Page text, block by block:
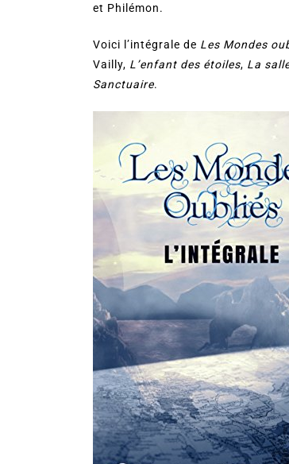
et Philémon.
Voici l’intégrale de Les Mondes
Vailly, L’enfant des étoiles, La
Sanctuaire.